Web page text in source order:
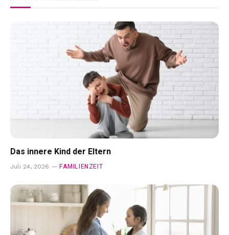
Das innere Kind der Eltern
Juli 24, 2026 FAMILIENZEIT